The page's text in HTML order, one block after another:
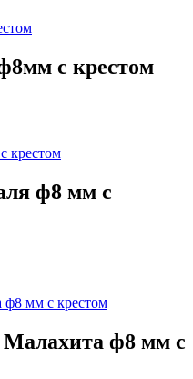
с крестом
ф8 мм с
ф8 мм с